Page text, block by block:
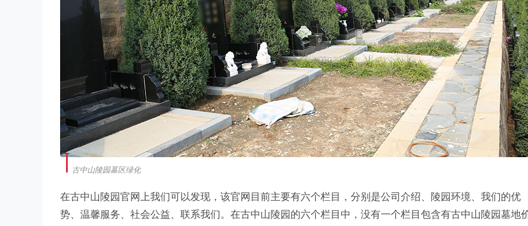
古中山陵园墓区绿化
在古中山陵园官网上我们可以发现，该官网目前主要有六个栏目，分别是公司介绍、陵园环境、我们的优
势、温馨服务、社会公益、联系我们。在古中山陵园的六个栏目中，没有一个栏目包含有古中山陵园墓地